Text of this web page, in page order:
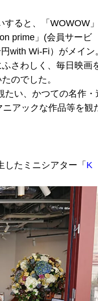
ると、「WOWOW」
prime」(会員サービ
with Wi-Fi）がメイン
さわしく、毎日映画
のでした。
たい、かつての名作・
アックな作品等を観
したミニシアター「 K